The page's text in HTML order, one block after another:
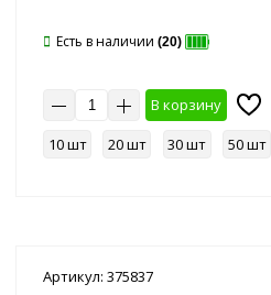
Есть в наличии (20)
В корзину
10 шт
20 шт 30 шт 50 шт
Артикул: 375837